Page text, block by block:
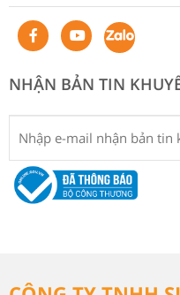
NHẬN BẢN TIN